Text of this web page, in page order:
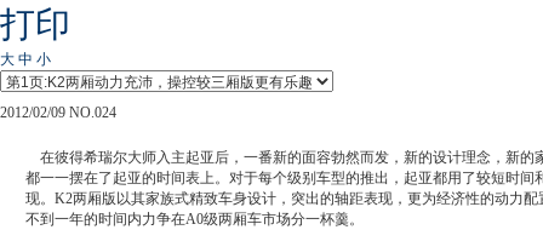
打印
大 中 小
2012/02/09 NO.024
在彼得希瑞尔大师入主起亚后，一番新的面容勃然而发，新的设计理念，新的
都一一摆在了起亚的时间表上。对于每个级别车型的推出，起亚都用了较短时间
现。K2两厢版以其家族式精致车身设计，突出的轴距表现，更为经济性的动力
不到一年的时间内力争在A0级两厢车市场分一杯羹。